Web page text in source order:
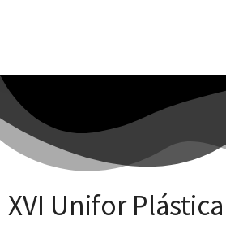
XVI Unifor Plástica